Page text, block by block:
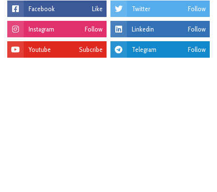
Facebook Like Twitter Follow
Instagram Follow Linkedin Follow
Youtube Subcribe Telegram Follow